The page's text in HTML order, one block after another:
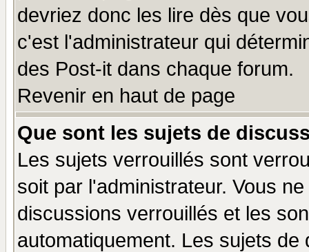
devriez donc les lire dès que
c'est l'administrateur qui
des Post-it dans chaque forum.
Revenir en haut de page
Que sont les sujets de
Les sujets verrouillés sont
soit par l'administrateur. Vous
discussions verrouillés et les
automatiquement. Les sujets